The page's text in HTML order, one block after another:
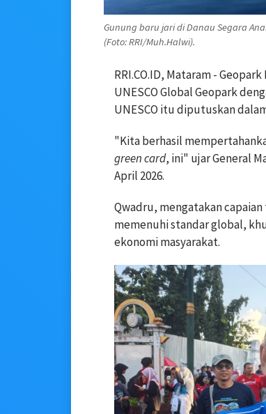
Gunung baru jari di Danau Segara
(Foto: RRI/Muh.Halwi).
RRI.CO.ID, Mataram -
UNESCO Global Geopark
UNESCO itu diputuskan
"Kita berhasil
green card, ini" ujar General
April 2026.
Qwadru, mengatakan
memenuhi standar global,
ekonomi masyarakat.